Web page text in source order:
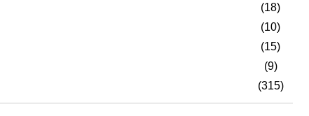
(18)
(10)
(15)
(9)
(315)